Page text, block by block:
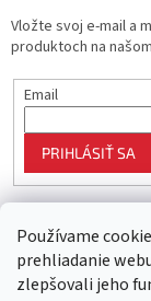
Používame
prehliadanie
zlepšovali jeho
Vložte svoj e-mail a
produktoch na
Email
PRIHLÁSIŤ SA